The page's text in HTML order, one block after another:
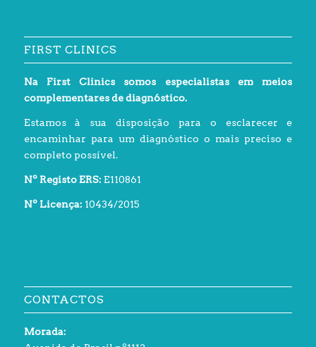
FIRST CLINICS
Na First Clinics somos especialistas em meios
complementares de diagnóstico.
Estamos à sua disposição para o esclarecer e
encaminhar para um diagnóstico o mais preciso e
completo possível.
Nº Registo ERS: E110861
Nº Licença: 10434/2015
CONTACTOS
Morada: